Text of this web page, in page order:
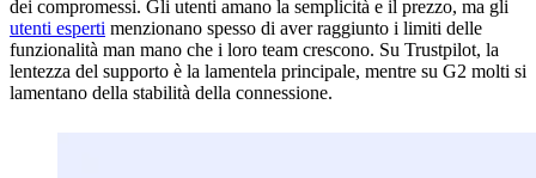
dei compromessi. Gli utenti amano la semplicità e il prezzo, ma gli
utenti esperti menzionano spesso di aver raggiunto i limiti delle
funzionalità man mano che i loro team crescono. Su Trustpilot, la
lentezza del supporto è la lamentela principale, mentre su G2 molti si
lamentano della stabilità della connessione.